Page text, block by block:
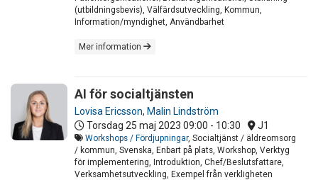
(utbildningsbevis), Välfärdsutveckling, Kommun,
Information/myndighet, Användbarhet
Mer information
AI för socialtjänsten
Lovisa Ericsson, Malin Lindström
Torsdag 25 maj 2023 09:00 - 10:30 J1
Workshops / Fördjupningar, Socialtjänst / äldreomsorg
/ kommun, Svenska, Enbart på plats, Workshop, Verktyg
för implementering, Introduktion, Chef/Beslutsfattare,
Verksamhetsutveckling, Exempel från verkligheten